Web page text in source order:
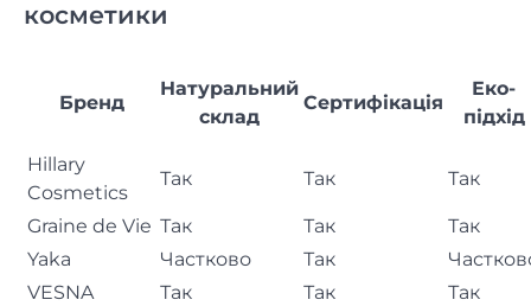
косметики
Бренд
Натуральний
склад
Сертифікація
Еко-
підхід
Hillary
Cosmetics
Так Так Так
Graine de Vie Так Так
Так
Yaka
Частково Так
VESNA
Так Так
Так